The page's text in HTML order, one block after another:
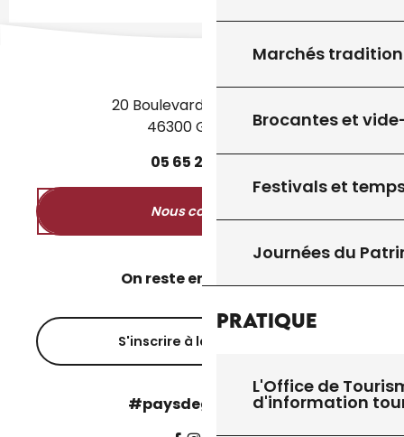
Marchés
Brocantes et
Festivals et
Journées du
Pratique
L'Office de
d'information
20 Boulevard des Martyrs
46300 Gourdon
05 65 27
Nous contacter
On reste en contact ?
S'inscrire à la newsletter
#paysdegourdon !